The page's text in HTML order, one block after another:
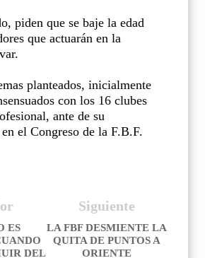
piden que se baje la edad
que actuarán en la
planteados, inicialmente
con los 16 clubes
ante de su
el Congreso de la F.B.F.
Siguiente
LA FBF DESMIENTE LA
QUITA DE PUNTOS A
ORIENTE
ES
DEL